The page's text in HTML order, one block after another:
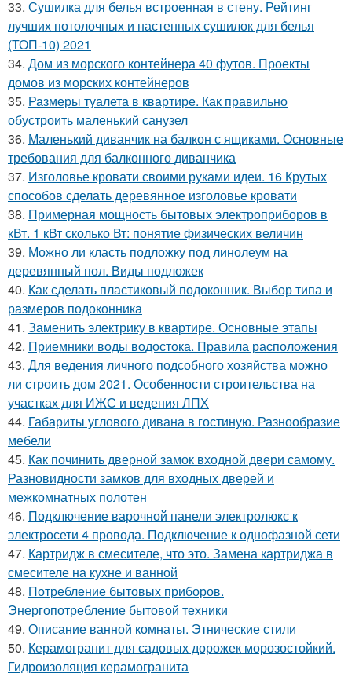
33. Сушилка для белья встроенная в стену. Рейтинг
лучших потолочных и настенных сушилок для белья
(ТОП-10) 2021
34. Дом из морского контейнера 40 футов. Проекты
домов из морских контейнеров
35. Размеры туалета в квартире. Как правильно
обустроить маленький санузел
36. Маленький диванчик на балкон с ящиками. Основные
требования для балконного диванчика
37. Изголовье кровати своими руками идеи. 16 Крутых
способов сделать деревянное изголовье кровати
38. Примерная мощность бытовых электроприборов в
кВт. 1 кВт сколько Вт: понятие физических величин
39. Можно ли класть подложку под линолеум на
деревянный пол. Виды подложек
40. Как сделать пластиковый подоконник. Выбор типа и
размеров подоконника
41. Заменить электрику в квартире. Основные этапы
42. Приемники воды водостока. Правила расположения
43. Для ведения личного подсобного хозяйства можно
ли строить дом 2021. Особенности строительства на
участках для ИЖС и ведения ЛПХ
44. Габариты углового дивана в гостиную. Разнообразие
мебели
45. Как починить дверной замок входной двери самому.
Разновидности замков для входных дверей и
межкомнатных полотен
46. Подключение варочной панели электролюкс к
электросети 4 провода. Подключение к однофазной сети
47. Картридж в смесителе, что это. Замена картриджа в
смесителе на кухне и ванной
48. Потребление бытовых приборов.
Энергопотребление бытовой техники
49. Описание ванной комнаты. Этнические стили
50. Керамогранит для садовых дорожек морозостойкий.
Гидроизоляция керамогранита